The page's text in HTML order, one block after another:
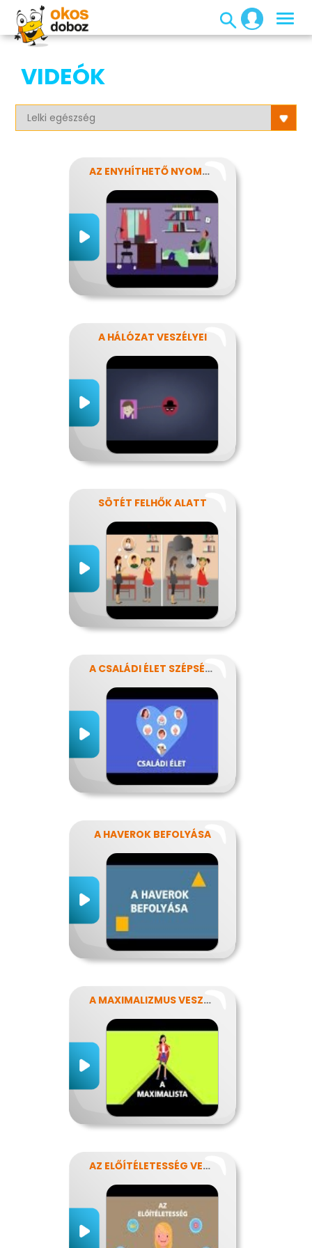
VIDEÓK
AZ ENYHÍTHETŐ NYOMÁS - STRESSZ
A HÁLÓZAT VESZÉLYEI
SÖTÉT FELHŐK ALATT
A CSALÁDI ÉLET SZÉPSÉGEI ÉS NEHÉZSÉGEI
A HAVEROK BEFOLYÁSA
A MAXIMALIZMUS VESZÉLYEI
AZ ELŐÍTÉLETESSÉG VESZÉLYEI